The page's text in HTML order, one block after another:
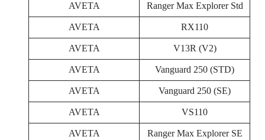
AVETA
Ranger Max Explorer Std
AVETA
RX110
AVETA
V13R (V2)
AVETA
Vanguard 250 (STD)
AVETA
Vanguard 250 (SE)
AVETA
VS110
AVETA
Ranger Max Explorer SE